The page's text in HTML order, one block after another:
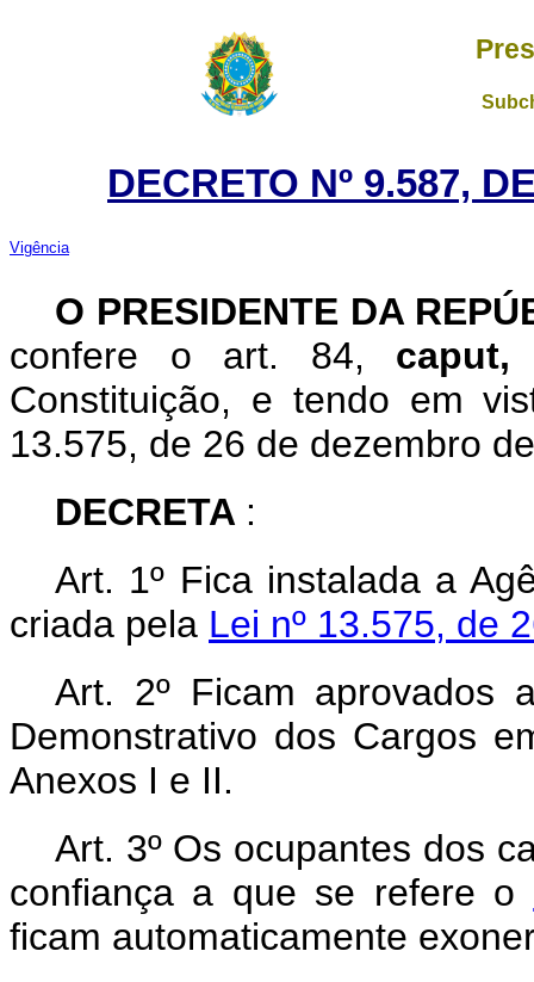
DECRETO Nº 9.587,
Vigência
O PRESIDENTE DA
confere o art. 84,
Constituição, e tendo em
13.575, de 26 de dezembro
DECRETA :
Art. 1º Fica instalada a
criada pela Lei nº 13.575, de
Art. 2º Ficam aprovados
Demonstrativo dos Cargos
Anexos I e II.
Art. 3º Os ocupantes dos
confiança a que se refere o
ficam automaticamente